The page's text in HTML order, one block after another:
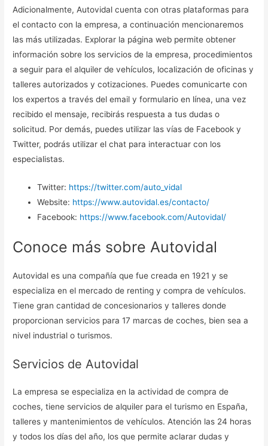
Adicionalmente, Autovidal cuenta con otras plataformas para
el contacto con la empresa, a continuación mencionaremos
las más utilizadas. Explorar la página web permite obtener
información sobre los servicios de la empresa, procedimientos
a seguir para el alquiler de vehículos, localización de oficinas y
talleres autorizados y cotizaciones. Puedes comunicarte con
los expertos a través del email y formulario en línea, una vez
recibido el mensaje, recibirás respuesta a tus dudas o
solicitud. Por demás, puedes utilizar las vías de Facebook y
Twitter, podrás utilizar el chat para interactuar con los
especialistas.
Twitter: https://twitter.com/auto_vidal
Website: https://www.autovidal.es/contacto/
Facebook: https://www.facebook.com/Autovidal/
Conoce más sobre Autovidal
Autovidal es una compañía que fue creada en 1921 y se
especializa en el mercado de renting y compra de vehículos.
Tiene gran cantidad de concesionarios y talleres donde
proporcionan servicios para 17 marcas de coches, bien sea a
nivel industrial o turismos.
Servicios de Autovidal
La empresa se especializa en la actividad de compra de
coches, tiene servicios de alquiler para el turismo en España,
talleres y mantenimientos de vehículos. Atención las 24 horas
y todos los días del año, los que permite aclarar dudas y